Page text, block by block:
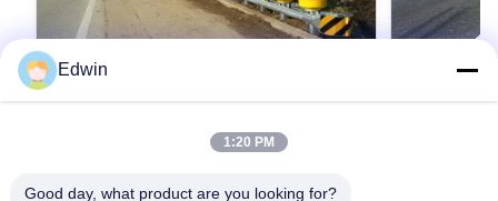
लिए
Edwin
1:20 PM
Good day, what product are you looking for?